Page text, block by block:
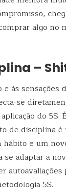
algo no
–
às
se
do 5S.
de disciplina
e um
adaptar a
5S.